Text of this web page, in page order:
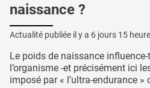
naissance ?
Actualité publiée il y a 6 jours 15
Le poids de naissance
l’organisme -et précisément ici
imposé par « l’ultra-endurance »